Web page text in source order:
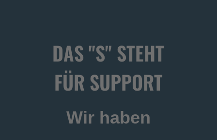
DAS "S" STEHT
FÜR SUPPORT
Wir haben